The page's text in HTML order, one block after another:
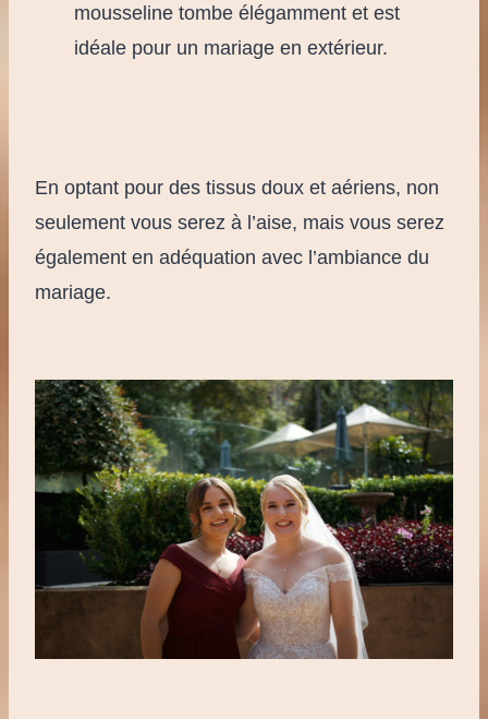
mousseline tombe élégamment et est
idéale pour un mariage en extérieur.
En optant pour des tissus doux et aériens, non
seulement vous serez à l’aise, mais vous serez
également en adéquation avec l’ambiance du
mariage.